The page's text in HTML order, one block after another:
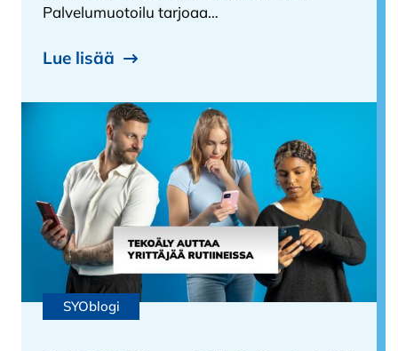
Palvelumuotoilu tarjoaa…
Lue lisää
SYOblogi